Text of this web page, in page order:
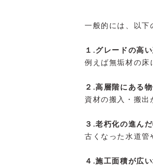
一般的には、以下
１.グレードの高
例えば無垢材の床
２.高層階にある
資材の搬入・搬出
３.老朽化の進ん
古くなった水道管
４.施工面積が広